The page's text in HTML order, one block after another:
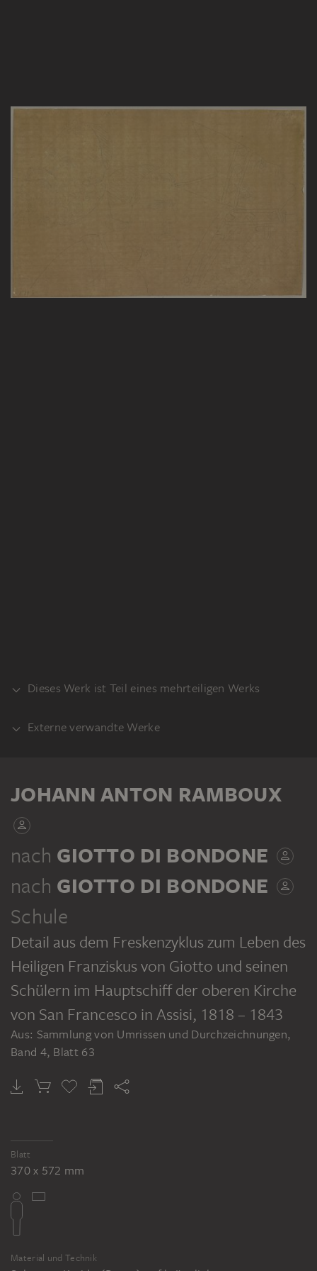
Dieses Werk ist Teil eines mehrteiligen Werks
KLEBEBAND
Sammlung von Umrissen und Durchzeichnungen, Band 4
Externe verwandte Werke
Franziskuslegende. San Francesco,
JOHANN ANTON RAMBOUX
nach GIOTTO DI BONDONE
nach GIOTTO DI BONDONE
Schule
Detail aus dem Freskenzyklus zum Leben des
Heiligen Franziskus von Giotto und seinen
Schülern im Hauptschiff der oberen Kirche
von San Francesco in Assisi, 1818 – 1843
Aus: Sammlung von Umrissen und Durchzeichnungen,
Band 4, Blatt 63
Blatt
370 x 572 mm
Material und Technik